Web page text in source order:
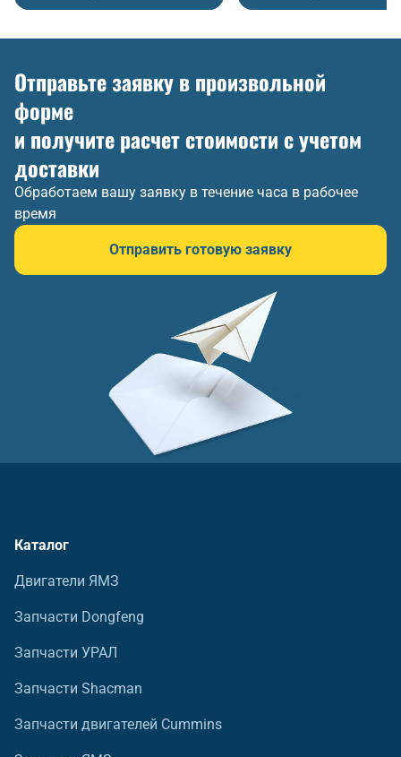
Отправьте заявку в произвольной
форме
и получите расчет стоимости с учетом
доставки
Обработаем вашу заявку в течение часа в рабочее
время
Отправить готовую заявку
Каталог
Двигатели ЯМЗ
Запчасти Dongfeng
Запчасти УРАЛ
Запчасти Shacman
Запчасти двигателей Cummins